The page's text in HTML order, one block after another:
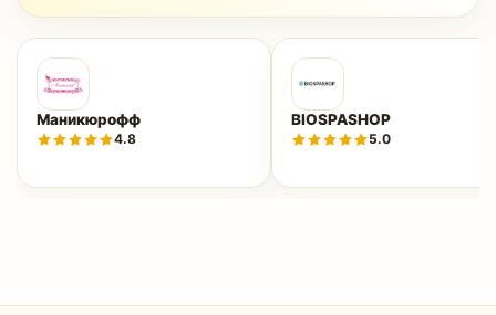
Маникюрофф
4.8
BIOSPASHOP
5.0